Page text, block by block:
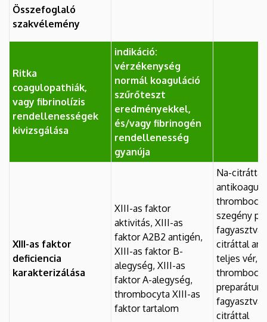
Összefoglaló
szakvélemény
Ritka
coagulopathiák,
vagy fibrinolízis
rendellenességek
kivizsgálása
indikáció:
vérzékenység
normál koaguláció
szűrőteszt
eredményekkel,
és/vagy fibrinogén
rendellenesség
gyanúja
XIII-as faktor
deficiencia
karakterizálása
XIII-as faktor
aktivitás, XIII-as
faktor A2B2 antigén,
XIII-as faktor B-
alegység, XIII-as
faktor A-alegység,
thrombocyta XIII-as
faktor tartalom
Na-citráttal
szegény
fagyasztva,
citráttal
teljes vér,
preparátum
fagyasztva,
citráttal